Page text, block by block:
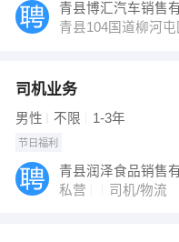
青县博汇汽车销售
青县104国道柳河屯
司机业务
男性 不限 1-3年
节日福利
青县润泽食品销售
私营
司机/物流